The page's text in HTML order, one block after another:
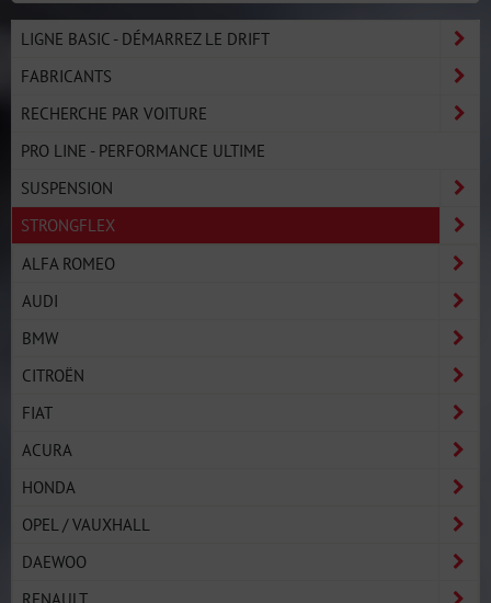
LIGNE BASIC - DÉMARREZ LE DRIFT
FABRICANTS
RECHERCHE PAR VOITURE
PRO LINE - PERFORMANCE ULTIME
SUSPENSION
STRONGFLEX
ALFA ROMEO
AUDI
BMW
CITROËN
FIAT
ACURA
HONDA
OPEL / VAUXHALL
DAEWOO
RENAULT